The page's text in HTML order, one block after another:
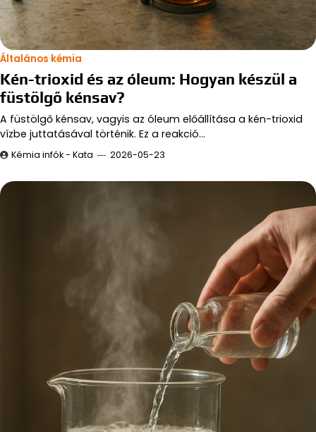
Általános kémia
Kén-trioxid és az óleum: Hogyan készül a
füstölgő kénsav?
A füstölgő kénsav, vagyis az óleum előállítása a kén-trioxid
vízbe juttatásával történik. Ez a reakció…
Kémia infók - Kata 2026-05-23